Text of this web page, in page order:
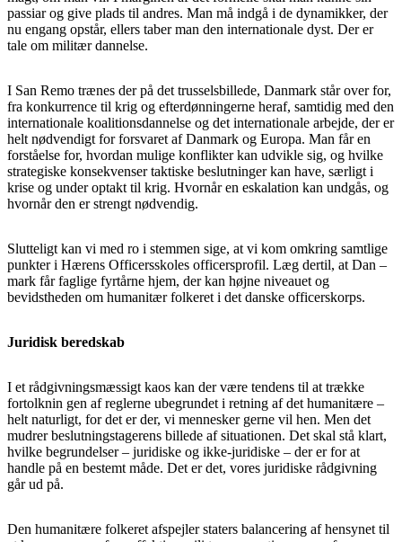
passiar og give plads til andres. Man må indgå i de dynamikker, der
nu engang opstår, ellers taber man den internationale dyst. Der er
tale om militær dannelse.
I San Remo trænes der på det trusselsbillede, Danmark står over for,
fra konkurrence til krig og efterdønningerne heraf, samtidig med den
internationale koalitionsdannelse og det internationale arbejde, der er
helt nødvendigt for forsvaret af Danmark og Europa. Man får en
forståelse for, hvordan mulige konflikter kan udvikle sig, og hvilke
strategiske konsekvenser taktiske beslutninger kan have, særligt i
krise og under optakt til krig. Hvornår en eskalation kan undgås, og
hvornår den er strengt nødvendig.
Slutteligt kan vi med ro i stemmen sige, at vi kom omkring samtlige
punkter i Hærens Officersskoles officersprofil. Læg dertil, at Dan –
mark får faglige fyrtårne hjem, der kan højne niveauet og
bevidstheden om humanitær folkeret i det danske officerskorps.
Juridisk beredskab
I et rådgivningsmæssigt kaos kan der være tendens til at trække
fortolknin gen af reglerne ubegrundet i retning af det humanitære –
helt naturligt, for det er der, vi mennesker gerne vil hen. Men det
mudrer beslutningstagerens billede af situationen. Det skal stå klart,
hvilke begrundelser – juridiske og ikke-juridiske – der er for at
handle på en bestemt måde. Det er det, vores juridiske rådgivning
går ud på.
Den humanitære folkeret afspejler staters balancering af hensynet til